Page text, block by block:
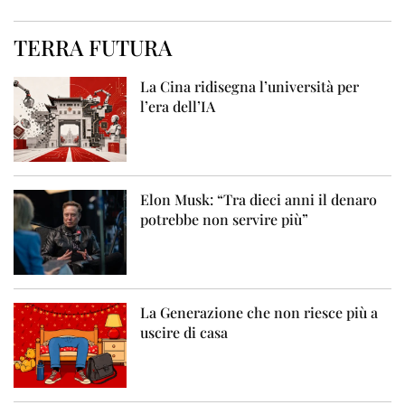
TERRA FUTURA
La Cina ridisegna l’università per
l’era dell’IA
Elon Musk: “Tra dieci anni il denaro
potrebbe non servire più”
La Generazione che non riesce più a
uscire di casa